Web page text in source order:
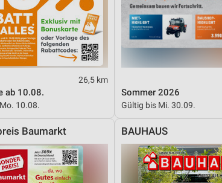
26,5 km
ab 10.08.
10.08.
Sommer 2026
Gültig bis Mi. 30.09.
Baumarkt BAUHAUS